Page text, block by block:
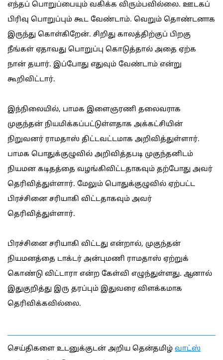
எந்தப் பொறுப்பையும் வகிக்க விரும்பவில்லை. ஊடகப்
பிரிவு பொறுப்பும் கூட வேண்டாம். வெறும் தொண்டனாக
இருந்து கொள்கிறேன். சிறிது காலத்திற்குப் பிறகு
நீங்கள் ஏதாவது பொறுப்பு கொடுத்தால் அதை ஏற்க
நான் தயார். இப்போது எதுவும் வேண்டாம் என்று
கூறிவிட்டார்.
இந்நிலையில், பாமக இளைஞரணி தலைவராக
முகுந்தன் நியமிக்கப்பட்டுள்ளதாக அக்கட்சியின்
நிறுவனர் ராமதாஸ் திட்டவட்டமாக அறிவித்துள்ளார்.
பாமக பொதுக்குழுவில் அறிவித்தபடி முகுந்தனிடம்
நியமன கடிதத்தை வழங்கிவிட்டதாகவும் தற்போது அவர்
தெரிவித்துள்ளார். மேலும் பொதுக்குழுவில் ஏற்பட்ட
பிரச்சினை சரியாகி விட்டதாகவும் அவர்
தெரிவித்துள்ளார்.
பிரச்சினை சரியாகி விட்டது என்றால், முகுந்தன்
நியமனத்தை டாக்டர் அன்புமணி ராமதாஸ் ஏற்றுக்
கொண்டு விட்டாரா என்ற கேள்வி எழுந்துள்ளது. ஆனால்
இதுகுறித்து இரு தரப்பும் இதுவரை விளக்கமாக
தெரிவிக்கவில்லை.
செய்திகளை உடனுக்குடன் அறிய தென்தமிழ் வாட்ஸ்